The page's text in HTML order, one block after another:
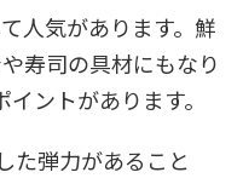
人気があります。鮮
寿司の具材にもなり
ントがあります。
た弾力があること